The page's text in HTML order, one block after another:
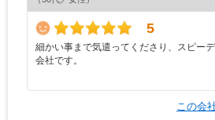
5
細かい事まで気遣ってくださり、スピー
会社です。
この会